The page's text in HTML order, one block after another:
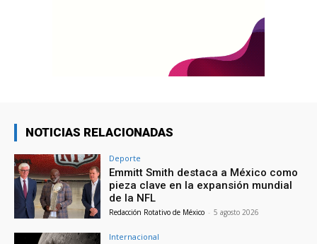
NOTICIAS RELACIONADAS
Deporte
Emmitt Smith destaca a México como
pieza clave en la expansión mundial
de la NFL
Redacción Rotativo de México - 5 agosto 2026
Internacional